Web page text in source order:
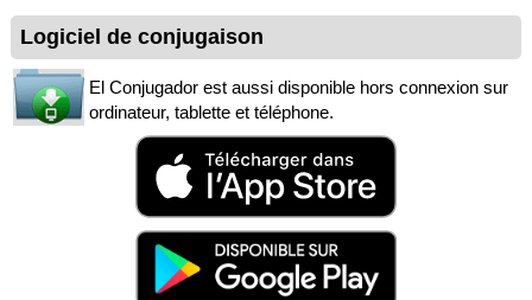
Logiciel de conjugaison
El Conjugador est aussi disponible hors connexion sur
ordinateur, tablette et téléphone.